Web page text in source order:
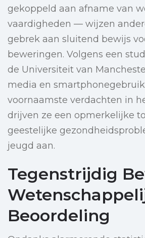
gekoppeld aan afname van
vaardigheden — wijzen
gebrek aan sluitend bewijs
beweringen. Volgens een
de Universiteit van
media en
voornaamste verdachten in
drijven ze een opmerkelijke
geestelijke
jeugd aan.
Tegenstrijdig
Beoordeling